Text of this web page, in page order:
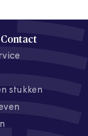
Contact
stukken